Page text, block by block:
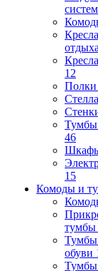
отдыха
12
Полки
46
15
Комоды и
тумбы
Тумбы
обуви